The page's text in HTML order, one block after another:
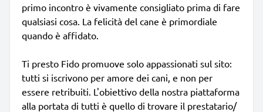
primo incontro è vivamente consigliato prima di fare
qualsiasi cosa. La felicità del cane è primordiale
quando è affidato.
Ti presto Fido promuove solo appassionati sul sito:
tutti si iscrivono per amore dei cani, e non per
essere retribuiti. L'obiettivo della nostra piattaforma
alla portata di tutti è quello di trovare il prestatario/